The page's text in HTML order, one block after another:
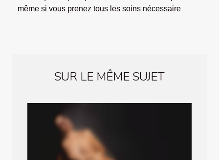
même si vous prenez tous les soins nécessaire
SUR LE MÊME SUJET